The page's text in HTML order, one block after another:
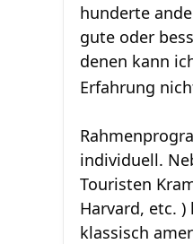
hunderte
gute oder
denen kann
Erfahrung
individuell.
Touristen
Harvard, etc.
klassisch